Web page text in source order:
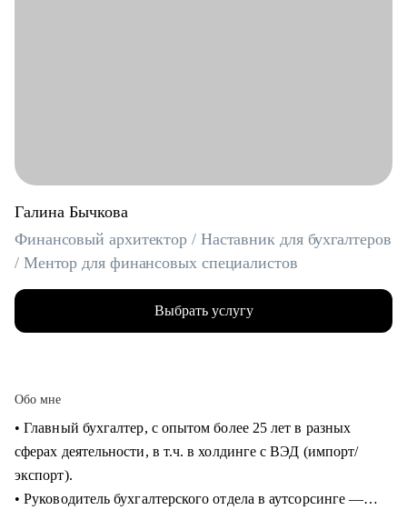
Галина Бычкова
Финансовый архитектор / Наставник для бухгалтеров
/ Ментор для финансовых специалистов
Выбрать услугу
Обо мне
• Главный бухгалтер, с опытом более 25 лет в разных
сферах деятельности, в т.ч. в холдинге с ВЭД (импорт/
экспорт).
• Руководитель бухгалтерского отдела в аутсорсинге —